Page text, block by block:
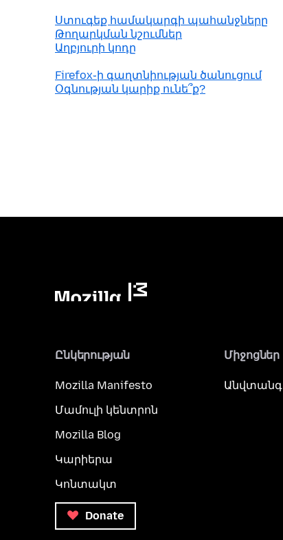
Ստուգեք համակարգի պահանջները
Թողարկման նշումներ
Աղբյուրի կոդը
Firefox֊ի գաղտնիության ծանուցում
Օգնության կարիք ունե՞ք?
Ընկերության
Mozilla Manifesto
Մամուլի կենտրոն
Mozilla Blog
Կարիերա
Կոնտակտ
Donate
Միջոցներ